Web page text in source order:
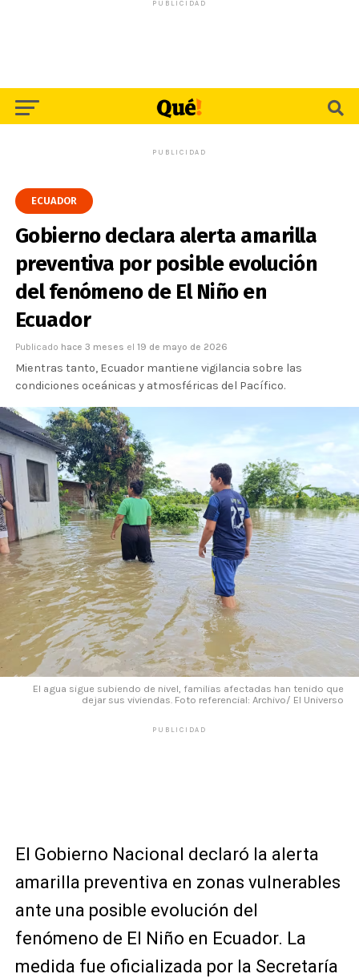
PUBLICIDAD
PUBLICIDAD
ECUADOR
Gobierno declara alerta amarilla
preventiva por posible evolución
del fenómeno de El Niño en
Ecuador
Publicado hace 3 meses el 19 de mayo de 2026
Mientras tanto, Ecuador mantiene vigilancia sobre las
condiciones oceánicas y atmosféricas del Pacífico.
El agua sigue subiendo de nivel, familias afectadas han tenido que
dejar sus viviendas. Foto referencial: Archivo/ El Universo
PUBLICIDAD
El Gobierno Nacional declaró la alerta
amarilla preventiva en zonas vulnerables
ante una posible evolución del
fenómeno de El Niño en Ecuador. La
medida fue oficializada por la Secretaría